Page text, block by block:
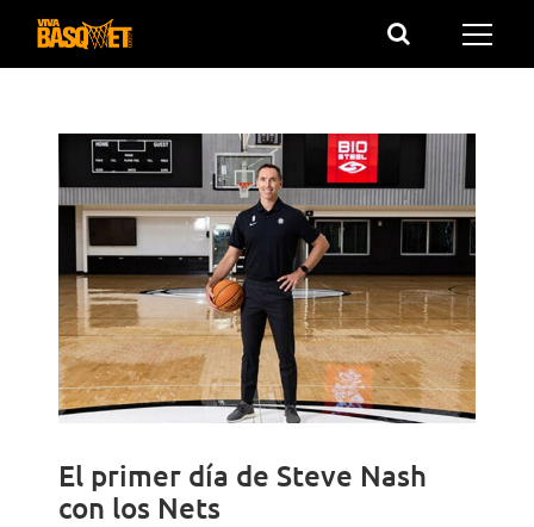
Saltar
El primer día de Steve Nash
con los Nets